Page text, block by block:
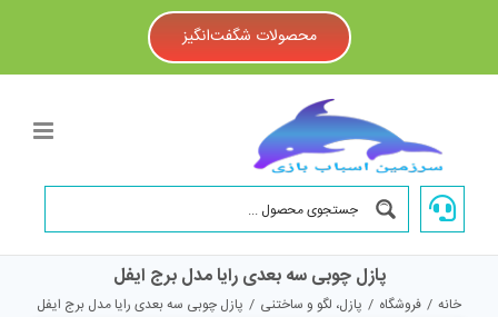
محصولات شگفت‌انگیز
پازل چوبی سه بعدی رایا مدل برج ایفل
خانه / فروشگاه / پازل، لگو و ساختنی / پازل چوبی سه بعدی رایا مدل برج ایفل